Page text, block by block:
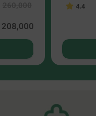
4.4
208,000